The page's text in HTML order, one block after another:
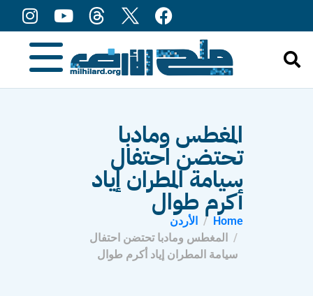
المغطس ومادبا
تحتضن احتفال
سيامة المطران إياد
أكرم طوال
Home
الأردن
المغطس ومادبا تحتضن احتفال
سيامة المطران إياد أكرم طوال